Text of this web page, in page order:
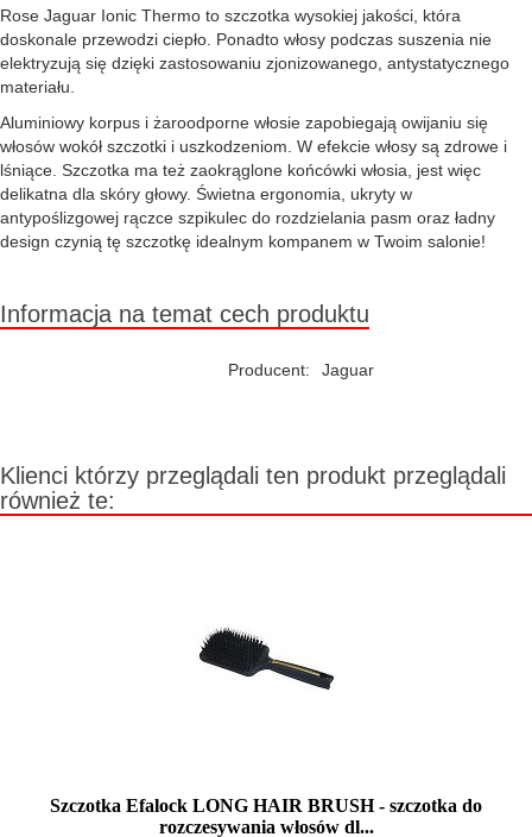
Rose Jaguar Ionic Thermo to szczotka wysokiej jakości, która
doskonale przewodzi ciepło. Ponadto włosy podczas suszenia nie
elektryzują się dzięki zastosowaniu zjonizowanego, antystatycznego
materiału.
Aluminiowy korpus i żaroodporne włosie zapobiegają owijaniu się
włosów wokół szczotki i uszkodzeniom. W efekcie włosy są zdrowe i
lśniące. Szczotka ma też zaokrąglone końcówki włosia, jest więc
delikatna dla skóry głowy. Świetna ergonomia, ukryty w
antypoślizgowej rączce szpikulec do rozdzielania pasm oraz ładny
design czynią tę szczotkę idealnym kompanem w Twoim salonie!
Informacja na temat cech produktu
Producent: Jaguar
Klienci którzy przeglądali ten produkt przeglądali
również te:
Szczotka Efalock LONG HAIR BRUSH - szczotka do
rozczesywania włosów dl...